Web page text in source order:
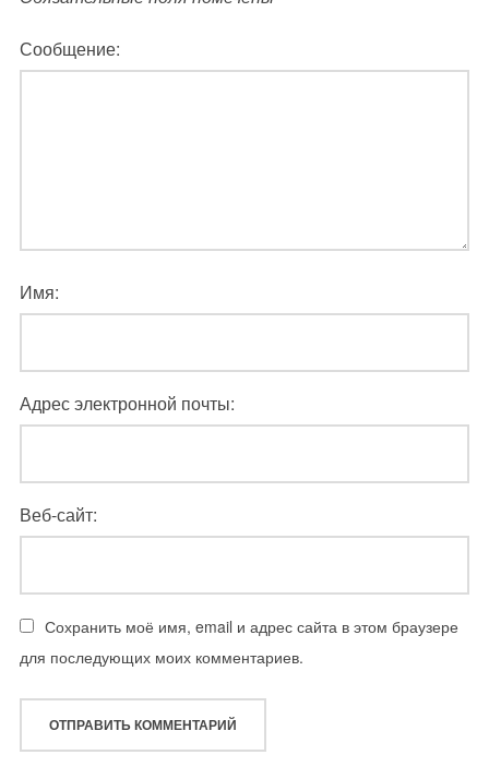
Сообщение:
Имя:
Адрес электронной почты:
Веб-сайт:
Сохранить моё имя, email и адрес сайта в этом браузере
для последующих моих комментариев.